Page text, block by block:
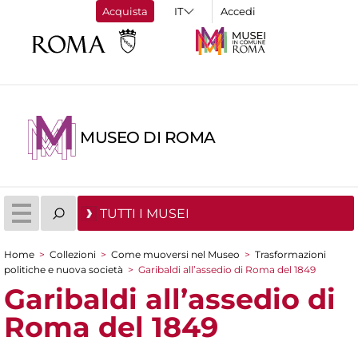
Acquista Accedi
MUSEO DI ROMA
TUTTI I MUSEI
Tu sei qui
Home > Collezioni > Come muoversi nel Museo > Trasformazioni
politiche e nuova società > Garibaldi all’assedio di Roma del 1849
Garibaldi all’assedio di
Roma del 1849